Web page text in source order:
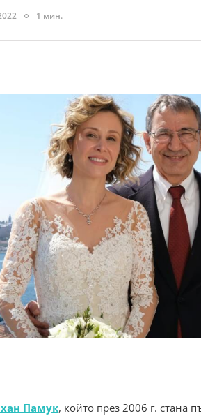
1 мин.
Памук, който през 2006 г. стана